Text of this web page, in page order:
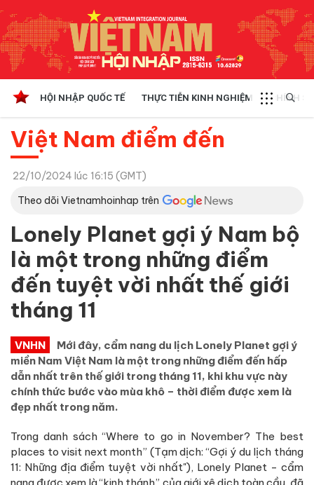
HỘI NHẬP QUỐC TẾ THỰC TIỄN KINH NGHIỆM CHÍNH
Việt Nam điểm đến
22/10/2024 lúc 16:15 (GMT)
Theo dõi Vietnamhoinhap trên
Lonely Planet gợi ý Nam bộ
là một trong những điểm
đến tuyệt vời nhất thế giới
tháng 11
VNHN
Mới đây, cẩm nang du lịch Lonely Planet gợi ý
miền Nam Việt Nam là một trong những điểm đến hấp
dẫn nhất trên thế giới trong tháng 11, khi khu vực này
chính thức bước vào mùa khô – thời điểm được xem là
đẹp nhất trong năm.
Trong danh sách “Where to go in November? The best
places to visit next month” (Tạm dịch: “Gợi ý du lịch tháng
11: Những địa điểm tuyệt vời nhất"), Lonely Planet - cẩm